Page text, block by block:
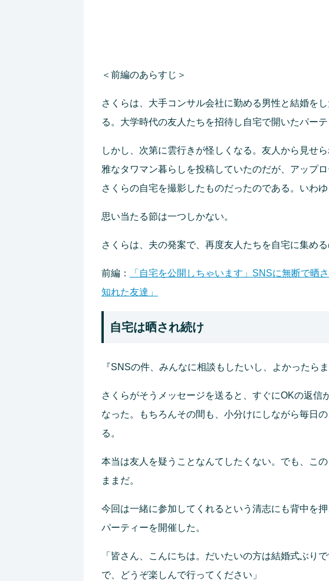
＜前編のあらすじ＞
さくらは、大手コンサル会社に勤める男性と結婚を
る。大学時代の友人たちを招待し自宅で開いたパーテ
しかし、次第に雲行きが怪しくなる。友人から見せ
雅なタワマン暮らしを投稿していたのだが、アップ
さくらの自宅を撮影したものだったのである。いわゆ
思い当たる節は一つしかない。
さくらは、夫の発案で、再度友人たちを自宅に集め
前編：
「自宅を公開しちゃいます」SNSに無断で
知れた友達」
自宅は晒され続け
『SNSの件、みんなに相談もしたいし、よかったら
さくらがそうメッセージを送ると、すぐにOKの返信
なった。もちろんその間も、小分けにしながら毎日
る。
本当は友人を疑うことなんてしたくない。でも、こ
ままだ。
今回は一緒に参加してくれるという清志にも背中を
パーティーを開催した。
「皆さん、こんにちは。だいたいの方は結婚式ぶり
で、どうぞ楽しんで行ってください」